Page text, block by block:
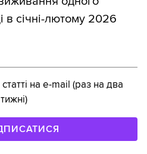
в січні-лютому 2026
на e-mail (раз на два
тижні)